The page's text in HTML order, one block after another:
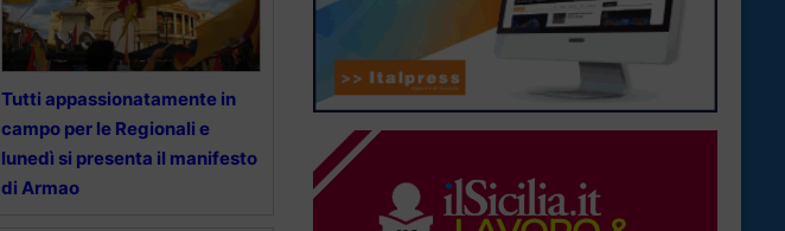
Tutti appassionatamente in
campo per le Regionali e
lunedì si presenta il manifesto
di Armao